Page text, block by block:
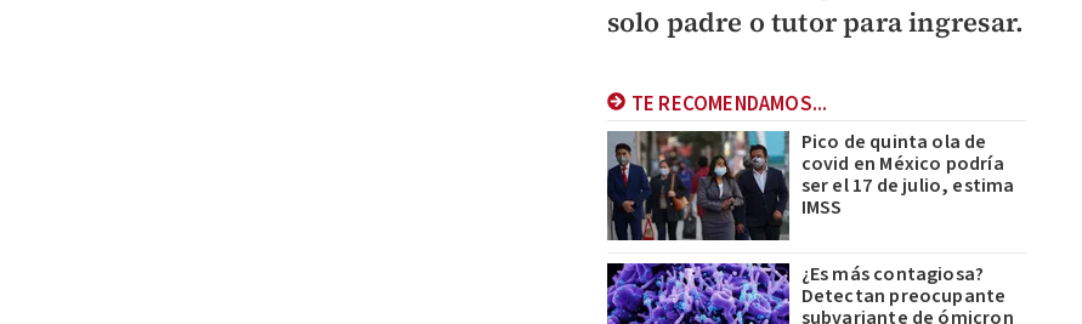
solo padre o tutor para ingresar.
TE RECOMENDAMOS...
Pico de quinta ola de
covid en México podría
ser el 17 de julio, estima
IMSS
¿Es más contagiosa?
Detectan preocupante
subvariante de ómicron